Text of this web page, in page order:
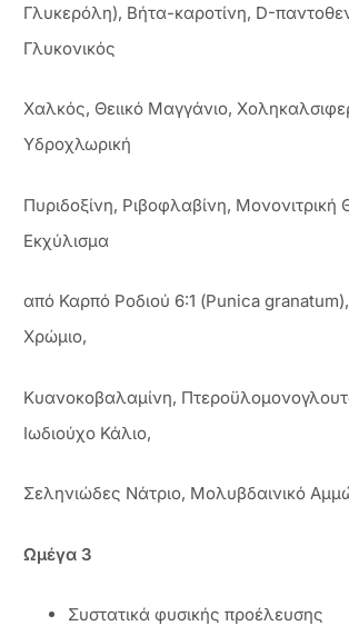
Γλυκερόλη), Βήτα-καροτίνη, D-
Γλυκονικός
Χαλκός, Θειικό Μαγγάνιο,
Υδροχλωρική
Πυριδοξίνη, Ριβοφλαβίνη, Μονονιτρική
Εκχύλισμα
από Καρπό Ροδιού 6:1 (Punica granatum),
Χρώμιο,
Κυανοκοβαλαμίνη,
Ιωδιούχο Κάλιο,
Σεληνιώδες Νάτριο, Μολυβδαινικό
Ωμέγα 3
Συστατικά φυσικής προέλευσης